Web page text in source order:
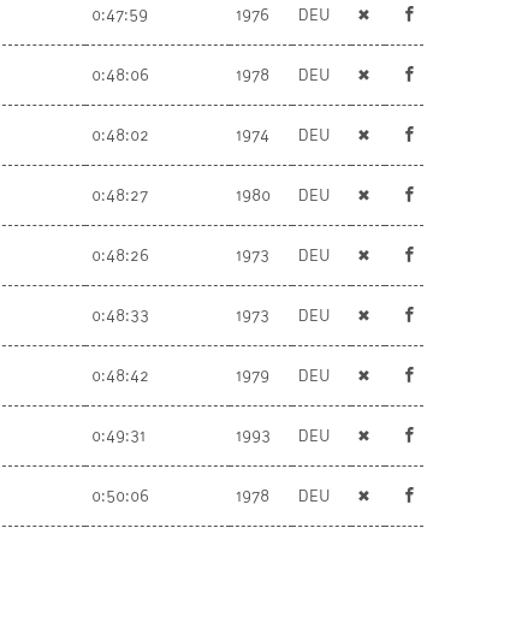
0:47:59 1976 DEU ✖
0:48:06 1978 DEU ✖
0:48:02 1974 DEU ✖
0:48:27 1980 DEU ✖
0:48:26 1973 DEU ✖
0:48:33 1973 DEU ✖
0:48:42 1979 DEU ✖
0:49:31 1993 DEU ✖
0:50:06 1978 DEU ✖